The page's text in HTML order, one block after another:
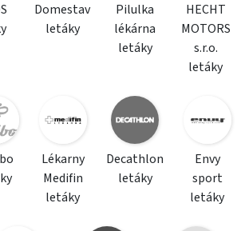
Domestav
letáky
Pilulka
lékárna
letáky
HECHT
MOTORS
s.r.o.
letáky
Lékarny
Medifin
letáky
Decathlon
letáky
Envy
sport
letáky